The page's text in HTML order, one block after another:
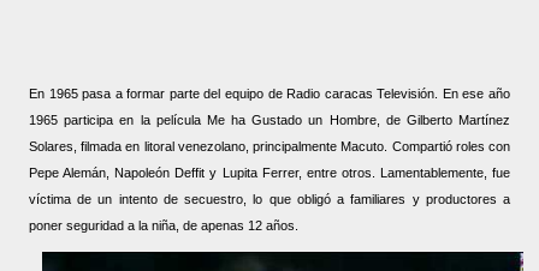
En 1965 pasa a formar parte del equipo de Radio caracas Televisión. En ese año
1965 participa en la película Me ha Gustado un Hombre, de Gilberto Martínez
Solares, filmada en litoral venezolano, principalmente Macuto. Compartió roles con
Pepe Alemán, Napoleón Deffit y Lupita Ferrer, entre otros. Lamentablemente, fue
víctima de un intento de secuestro, lo que obligó a familiares y productores a
poner seguridad a la niña, de apenas 12 años.